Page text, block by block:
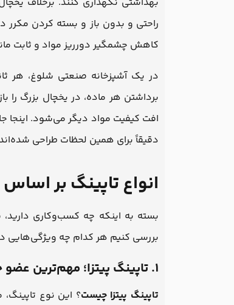
راحتی و بدون باز و بسته کردن مکرر
کاهش چشمگیر دورریز مواد و ثابت
در یک آشپزخانه صنعتی شلوغ، هر
برداشتن هر ماده، در یخچال بزرگ را
افت کیفیت مواد دیگر می‌شود. اینجا
دقیقاً برای همین لحظات طراحی
انواع تاپینگ بر
بسته به اینکه چه کسب‌وکاری دارید،
بررسی کنیم هر کدام چه ویژگی‌هایی
۱. تاپینگ پیتزا؛ مهم‌ترین عضو خط تولید پیتزای حرفه‌ای
تاپینگ پیتزا چیست؟ این نوع